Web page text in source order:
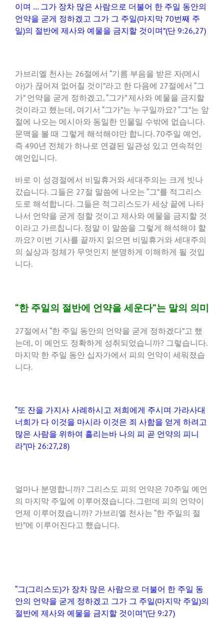
이며 … 그가 장차 많은 사람으로 더불어 한 주일 동안의
언약을 굳게 정하겠고 그가 그 주일(마지막 70번째 주
일)의 절반에 제사와 예물을 금지할 것이며”(단 9:26,27)
가브리엘 천사는 26절에서 “기름 부음을 받은 자(메시
아)가 끊어져 없어질 것이”라고 한 다음에 27절에서 “그
가” 언약을 굳게 정하겠고, “그가” 제사와 예물을 금지할
것이라고 했는데, 여기서 “그가”는 누구일까요? “그”는 앞
절에 나오는 메시아와 동일한 인물일 수밖에 없습니다.
문맥을 볼 때 그렇게 해석해야만 합니다. 70주일 예언,
즉 490년 전체가 하나로 연결된 일관성 있고 연속적인
예언입니다.
바로 이 성경절에서 비밀휴거와 세대주의는 크게 빗나
갔습니다. 그들은 27절 말씀에 나오는 “그”를 적그리스
도로 해석합니다. 그들은 적그리스도가 세상 끝에 나타
나서 언약을 굳게 정할 것이고 제사와 예물을 금지할 것
이라고 가르칩니다. 정말 이 말씀을 그렇게 해석해야 할
까요? 이번 기사를 끝까지 읽으면 비밀휴거와 세대주의
의 실상과 정체가 무엇인지 분명하게 이해하게 될 것입
니다.
“한 주일의 절반에 언약을 세운다”는 말의 의미
27절에서 “한 주일 동안의 언약을 굳게 정하겠다”고 했
는데, 이 예언도 정확하게 성취되었습니까? 그렇습니다.
마지막 한 주일 동안 십자가에서 피의 언약이 세워졌습
니다.
“또 잔을 가지사 사례하시고 저희에게 주시며 가라사대
너희가 다 이것을 마시라 이것은 죄 사함을 얻게 하려고
많은 사람을 위하여 흘리는바 나의 피 곧 언약의 피니
라”(마 26:27,28)
얼마나 분명합니까? 그리스도 피의 언약은 70주일 예언
의 마지막 주일에 이루어졌습니다. 그런데 피의 언약이
언제 이루어졌습니까? 가브리엘 천사는 “한 주일의 절
반”에 이루어진다고 했습니다.
“그(그리스도)가 장차 많은 사람으로 더불어 한 주일 동
안의 언약을 굳게 정하겠고 그가 그 주일(마지막 주일)의
절반에 제사와 예물을 금지할 것이며”(단 9:27)